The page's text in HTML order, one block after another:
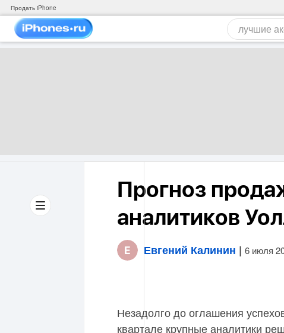
Продать iPhone
Прогноз
аналитиков
Евгений Калинин | 6 июля
Незадолго до оглашения
квартале крупные аналитики